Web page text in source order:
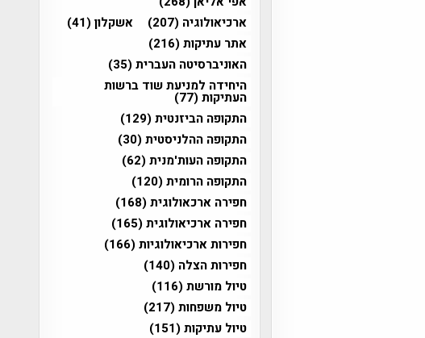
ארכיאולוגיה (207) אשקלון(41)
אתר עתיקות(216)
האוניברסיטה העברית(35)
היחידה למניעת שוד ברשות
העתיקות(77)
התקופה הביזנטית(129)
התקופה ההלניסטית(30)
התקופה העות'מנית(62)
התקופה הרומית(120)
חפירה ארכאולוגית(168)
חפירה ארכיאולוגית(165)
חפירות ארכיאולוגיות(166)
חפירות הצלה (140)
טיול מורשת(116)
טיול משפחות(217)
טיול עתיקות(151)